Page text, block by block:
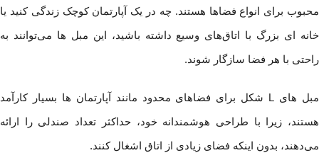
محبوب برای انواع فضاها هستند. چه در یک آپارتمان کوچک زندگی کنید یا
خانه ای بزرگ با اتاق‌های وسیع داشته باشید، این مبل ها می‌توانند به
راحتی با هر فضا سازگار شوند.
مبل های L شکل برای فضاهای محدود مانند آپارتمان ها بسیار کارآمد
هستند، زیرا با طراحی هوشمندانه خود، حداکثر تعداد صندلی را ارائه
می‌دهند، بدون اینکه فضای زیادی از اتاق اشغال کنند.